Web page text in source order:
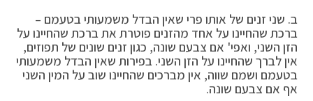
ב. שני זנים של אותו פרי שאין הבדל משמעותי בטעמם –
ברכת שהחיינו על אחד מהזנים פוטרת את ברכת שהחיינו על
הזן השני, ואפי' אם צבעם שונה, כגון זנים שונים של תפוזים,
אין לברך שהחיינו על הזן השני. בפירות שאין הבדל משמעותי
בטעמם ושמם שווה, אין מברכים שהחיינו שוב על המין השני
אף אם צבעם שונה.